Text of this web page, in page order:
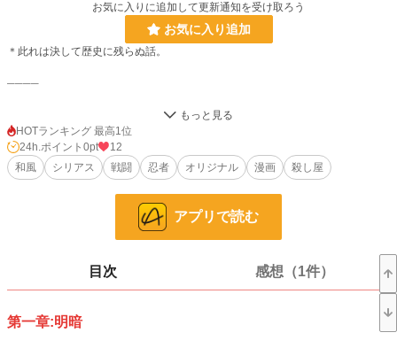
お気に入りに追加して更新通知を受け取ろう
お気に入り追加
＊此れは決して歴史に残らぬ話。
────
記憶喪失の主人公、斑瑪誠吉(まだらめ せいきち)が自身の過去の真実を探す内、
様々な争い事に巻き込まれていく戦闘物和風漫画です。
3〜4ヶ月毎に更新します。
※恋愛描写は少なめ
※微量ですが物語には近親愛、因習等の描写有り
2,537 位 / 2,537 件
HOTランキング 最高1位
24h.ポイント 0pt
12
和風
シリアス 戦闘 忍者 オリジナル 漫画 殺し屋
アプリで読む
目次 感想（1件）
第一章:明暗